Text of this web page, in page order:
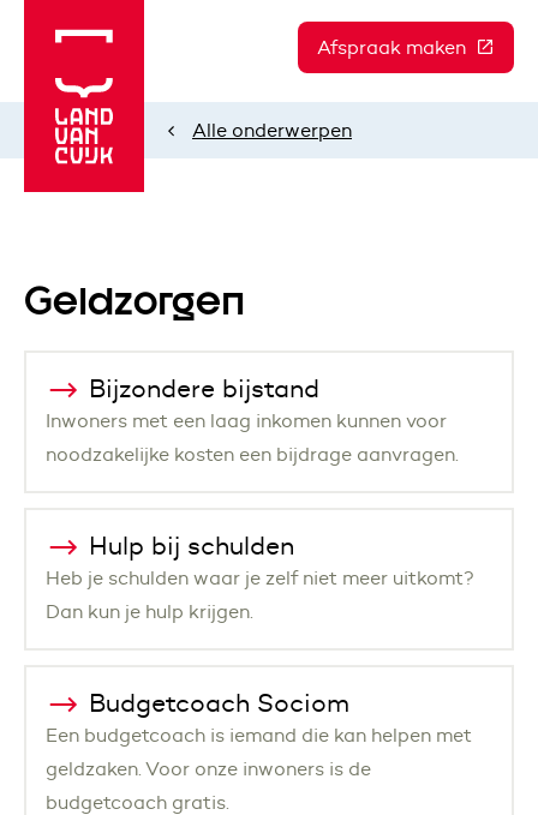
Afspraak maken (Deze
HomeAlle onderwerpen
Geldzorgen
Bijzondere bijstand
Inwoners met een laag inkomen kunnen voor
noodzakelijke kosten een bijdrage aanvragen.
Hulp bij schulden
Heb je schulden waar je zelf niet meer uitkomt?
Dan kun je hulp krijgen.
Budgetcoach Sociom
Een budgetcoach is iemand die kan helpen met
geldzaken. Voor onze inwoners is de
budgetcoach gratis.